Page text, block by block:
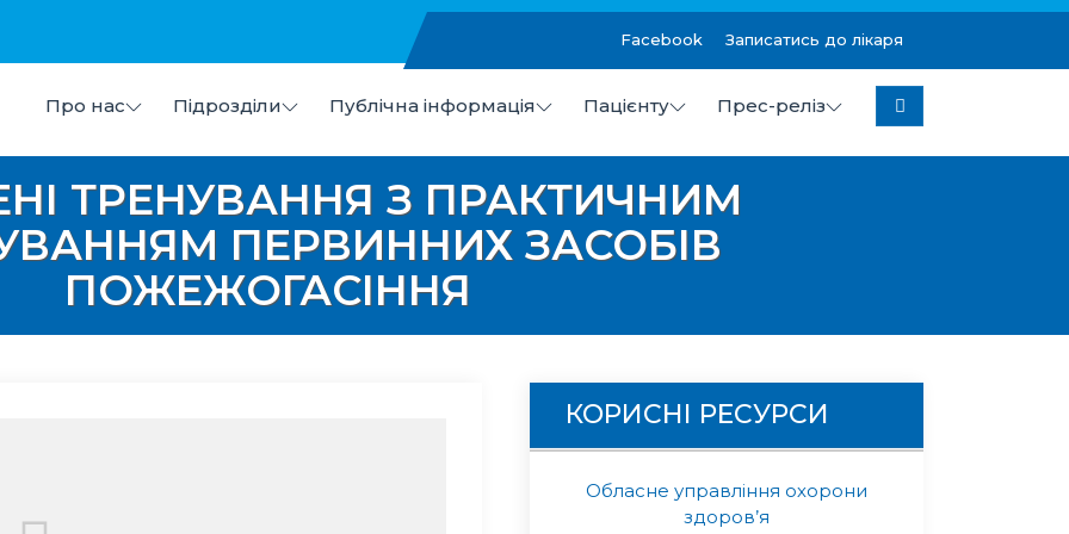
Facebook Записатись до лікаря
Про нас Підрозділи Публічна інформація Пацієнту Прес-реліз
ТРЕНУВАННЯ З ПРАКТИЧНИМ
ПЕРВИННИХ ЗАСОБІВ
ПОЖЕЖОГАСІННЯ
КОРИСНІ РЕСУРСИ
Обласне управління охорони
здоров’я